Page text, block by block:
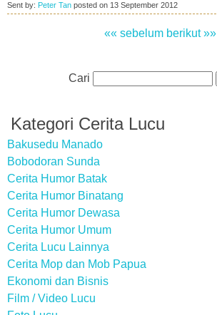
Sent by: Peter Tan posted on 13 September 2012
«« sebelum berikut »»
Cari
Kategori Cerita Lucu
Bakusedu Manado
Bobodoran Sunda
Cerita Humor Batak
Cerita Humor Binatang
Cerita Humor Dewasa
Cerita Humor Umum
Cerita Lucu Lainnya
Cerita Mop dan Mob Papua
Ekonomi dan Bisnis
Film / Video Lucu